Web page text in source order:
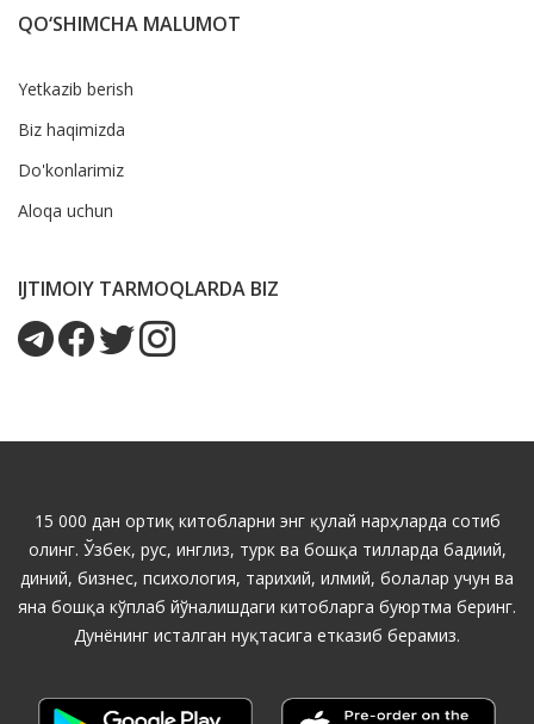
QO‘SHIMCHA MALUMOT
Yetkazib berish
Biz haqimizda
Do'konlarimiz
Aloqa uchun
IJTIMOIY TARMOQLARDA BIZ
15 000 дан ортиқ китобларни энг қулай нарҳларда сотиб
олинг. Ўзбек, рус, инглиз, турк ва бошқа тилларда бадиий,
диний, бизнес, психология, тарихий, илмий, болалар учун ва
яна бошқа кўплаб йўналишдаги китобларга буюртма беринг.
Дунёнинг исталган нуқтасига етказиб берамиз.